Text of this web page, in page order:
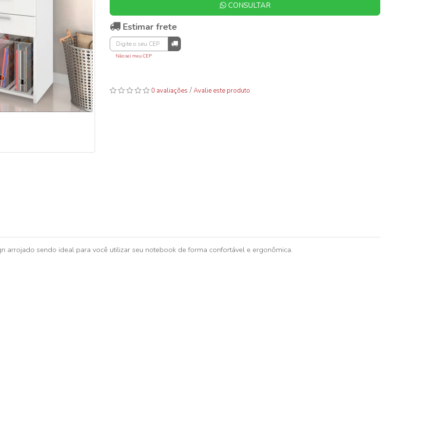
CONSULTAR
Estimar frete
Não sei meu CEP
0 avaliações /Avalie este produto
arrojado sendo ideal para você utilizar seu notebook de forma confortável e ergonômica.